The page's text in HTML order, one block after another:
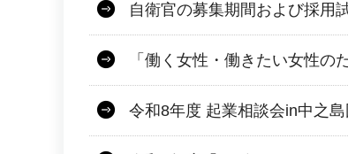
自衛官の募集期間および採用
「働く女性・働きたい女性の
令和8年度 起業相談会in中之